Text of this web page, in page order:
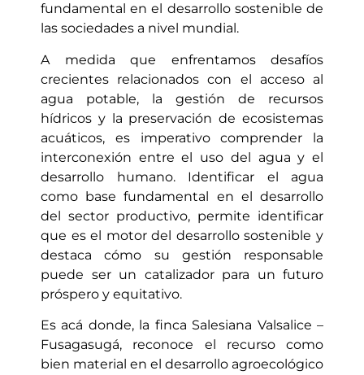
fundamental en el desarrollo sostenible de
las sociedades a nivel mundial.
A medida que enfrentamos desafíos
crecientes relacionados con el acceso al
agua potable, la gestión de recursos
hídricos y la preservación de ecosistemas
acuáticos, es imperativo comprender la
interconexión entre el uso del agua y el
desarrollo humano. Identificar el agua
como base fundamental en el desarrollo
del sector productivo, permite identificar
que es el motor del desarrollo sostenible y
destaca cómo su gestión responsable
puede ser un catalizador para un futuro
próspero y equitativo.
Es acá donde, la finca Salesiana Valsalice –
Fusagasugá, reconoce el recurso como
bien material en el desarrollo agroecológico